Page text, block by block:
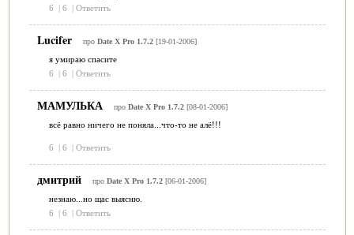
6
| 6 | Ответить
Lucifer про Date X Pro 1.7.2[19-01-2006]
я умираю спасите
6
| 6 | Ответить
МАМУЛЬКА про Date X Pro 1.7.2[08-01-2006]
всё равно ничего не поняла...что-то не алё!!!
6 | 6 | Ответить
дмитрий про Date X Pro 1.7.2[06-01-2006]
незнаю...но щас выясню.
6
| 6 | Ответить